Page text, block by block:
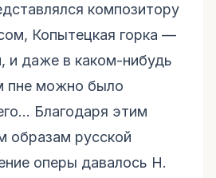
композитору
Копытецкая горка —
и даже в каком-нибудь
пне можно было
Благодаря этим
образам русской
оперы давалось Н.